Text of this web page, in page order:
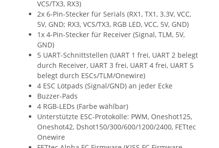
VCS/TX3, RX3)
2x 6-Pin-Stecker für Serials (RX1, TX1, 3.3V, VCC,
5V, GND; RX3, VCS/TX3, RGB LED, VCC, 5V, GND)
1x 4-Pin-Stecker für Receiver (Signal, TLM, 5V,
GND)
5 UART-Schnittstellen (UART 1 frei, UART 2 belegt
durch Receiver, UART 3 frei, UART 4 frei, UART 5
belegt durch ESCs/TLM/Onewire)
4 ESC Lötpads (Signal/GND) an jeder Ecke
Buzzer-Pads
4 RGB-LEDs (Farbe wählbar)
Unterstützte ESC-Protokolle: PWM, Oneshot125,
Oneshot42, Dshot150/300/600/1200/2400, FETtec
Onewire